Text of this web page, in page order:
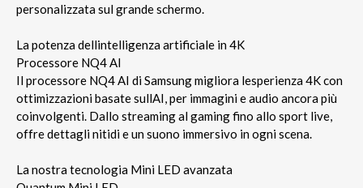
personalizzata sul grande schermo.
La potenza dellintelligenza artificiale in 4K
Processore NQ4 AI
Il processore NQ4 AI di Samsung migliora lesperienza 4K con
ottimizzazioni basate sullAI, per immagini e audio ancora più
coinvolgenti. Dallo streaming al gaming fino allo sport live,
offre dettagli nitidi e un suono immersivo in ogni scena.
La nostra tecnologia Mini LED avanzata